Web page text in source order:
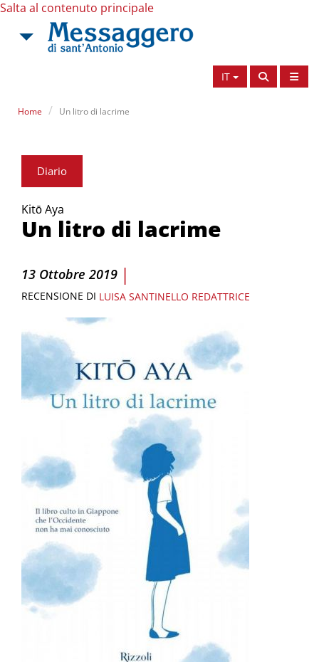
Salta al contenuto principale
IT
Home Un litro di lacrime
Diario
Kitō Aya
Un litro di lacrime
13 Ottobre 2019 |
RECENSIONE DI LUISA SANTINELLO REDATTRICE